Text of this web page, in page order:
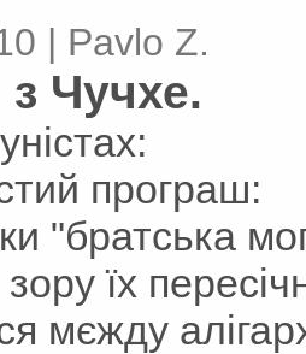
| Pavlo Z.
з Чучхе.
програш:
"братська
їх
мєжду